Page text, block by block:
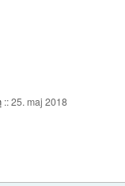
::25. maj 2018